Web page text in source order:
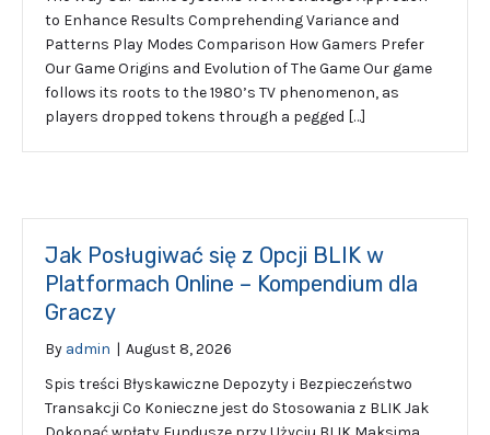
to Enhance Results Comprehending Variance and
Patterns Play Modes Comparison How Gamers Prefer
Our Game Origins and Evolution of The Game Our game
follows its roots to the 1980’s TV phenomenon, as
players dropped tokens through a pegged […]
Jak Posługiwać się z Opcji BLIK w
Platformach Online – Kompendium dla
Graczy
By admin | August 8, 2026
Spis treści Błyskawiczne Depozyty i Bezpieczeństwo
Transakcji Co Konieczne jest do Stosowania z BLIK Jak